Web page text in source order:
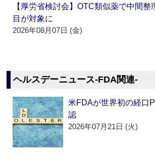
【厚労省検討会】OTC類似薬で中間整
目が対象に
2026年08月07日 (金)
ヘルスデーニュース‐FDA関連‐
米FDAが世界初の経口
認
2026年07月21日 (火)